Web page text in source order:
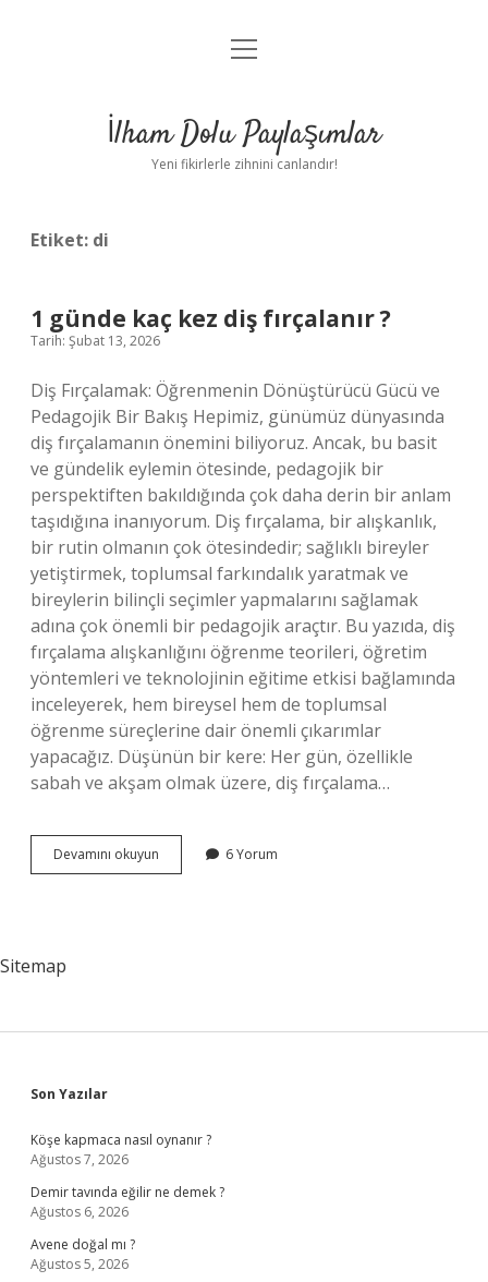
Anasayfa
Yasal Uyarı
menüyü
İlham Dolu Paylaşımlar
Yeni fikirlerle zihnini canlandır!
Etiket: di
1 günde kaç kez diş fırçalanır ?
Tarih: Şubat 13, 2026
Diş Fırçalamak: Öğrenmenin Dönüştürücü Gücü ve
Pedagojik Bir Bakış Hepimiz, günümüz dünyasında
diş fırçalamanın önemini biliyoruz. Ancak, bu basit
ve gündelik eylemin ötesinde, pedagojik bir
perspektiften bakıldığında çok daha derin bir anlam
taşıdığına inanıyorum. Diş fırçalama, bir alışkanlık,
bir rutin olmanın çok ötesindedir; sağlıklı bireyler
yetiştirmek, toplumsal farkındalık yaratmak ve
bireylerin bilinçli seçimler yapmalarını sağlamak
adına çok önemli bir pedagojik araçtır. Bu yazıda, diş
fırçalama alışkanlığını öğrenme teorileri, öğretim
yöntemleri ve teknolojinin eğitime etkisi bağlamında
inceleyerek, hem bireysel hem de toplumsal
öğrenme süreçlerine dair önemli çıkarımlar
yapacağız. Düşünün bir kere: Her gün, özellikle
sabah ve akşam olmak üzere, diş fırçalama…
Devamını okuyun
günde
6 Yorum
Sitemap
Sidebar
Son Yazılar
Köşe kapmaca nasıl oynanır ?
Ağustos 7, 2026
Demir tavında eğilir ne demek ?
Ağustos 6, 2026
Avene doğal mı ?
Ağustos 5, 2026